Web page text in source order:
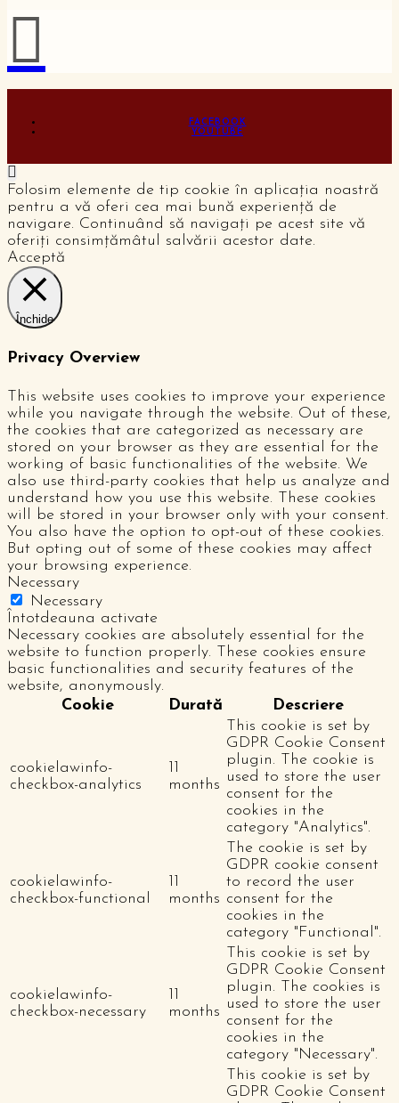
FACEBOOK
YOUTUBE
Folosim elemente de tip cookie în aplicația noastră
pentru a vă oferi cea mai bună experiență de
navigare. Continuând să navigați pe acest site vă
oferiți consimțămâtul salvării acestor date.
Acceptă
Închide
Privacy Overview
This website uses cookies to improve your experience
while you navigate through the website. Out of these,
the cookies that are categorized as necessary are
stored on your browser as they are essential for the
working of basic functionalities of the website. We
also use third-party cookies that help us analyze and
understand how you use this website. These cookies
will be stored in your browser only with your consent.
You also have the option to opt-out of these cookies.
But opting out of some of these cookies may affect
your browsing experience.
Necessary
Necessary
Întotdeauna activate
Necessary cookies are absolutely essential for the
website to function properly. These cookies ensure
basic functionalities and security features of the
website, anonymously.
Cookie
Durată Descriere
cookielawinfo-
checkbox-analytics
11
months
This cookie is set by
GDPR Cookie Consent
plugin. The cookie is
used to store the user
consent for the
cookies in the
category "Analytics".
cookielawinfo-
checkbox-functional
11
months
The cookie is set by
GDPR cookie consent
to record the user
consent for the
cookies in the
category "Functional".
cookielawinfo-
checkbox-necessary
11
months
This cookie is set by
GDPR Cookie Consent
plugin. The cookies is
used to store the user
consent for the
cookies in the
category "Necessary".
This cookie is set by
GDPR Cookie Consent